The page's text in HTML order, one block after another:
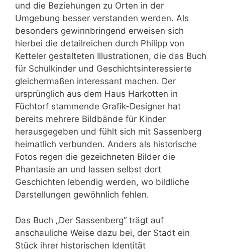
und die Beziehungen zu Orten in der
Umgebung besser verstanden werden. Als
besonders gewinnbringend erweisen sich
hierbei die detailreichen durch Philipp von
Ketteler gestalteten Illustrationen, die das Buch
für Schulkinder und Geschichtsinteressierte
gleichermaßen interessant machen. Der
ursprünglich aus dem Haus Harkotten in
Füchtorf stammende Grafik-Designer hat
bereits mehrere Bildbände für Kinder
herausgegeben und fühlt sich mit Sassenberg
heimatlich verbunden. Anders als historische
Fotos regen die gezeichneten Bilder die
Phantasie an und lassen selbst dort
Geschichten lebendig werden, wo bildliche
Darstellungen gewöhnlich fehlen.
Das Buch „Der Sassenberg“ trägt auf
anschauliche Weise dazu bei, der Stadt ein
Stück ihrer historischen Identität